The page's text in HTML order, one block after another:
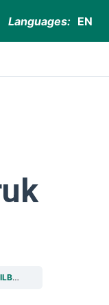
Languages: EN